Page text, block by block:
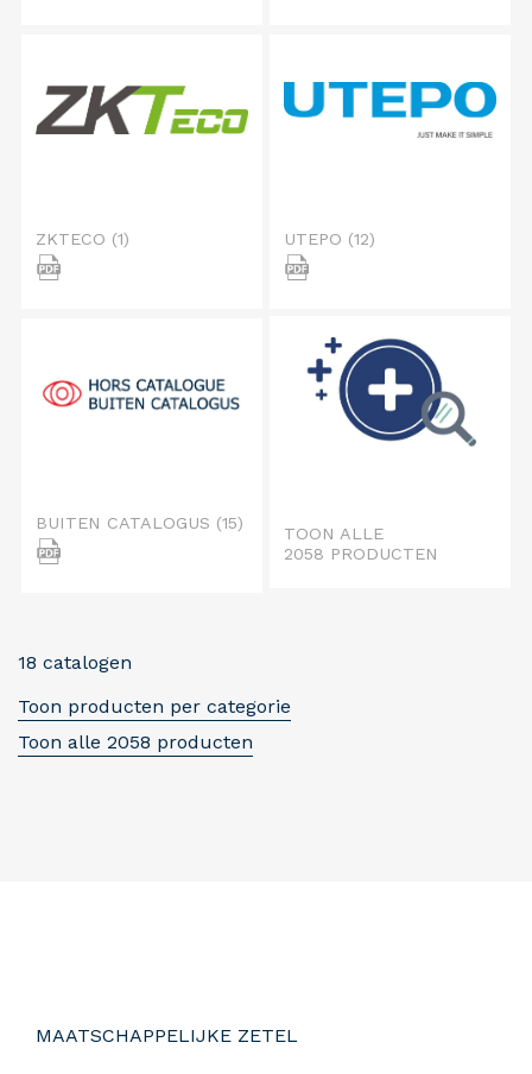
ZKTECO (1) UTEPO (12)
BUITEN CATALOGUS (15)
TOON ALLE
2058 PRODUCTEN
18 catalogen
Toon producten per categorie
Toon alle 2058 producten
MAATSCHAPPELIJKE ZETEL